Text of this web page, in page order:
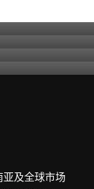
厂
及全球市场